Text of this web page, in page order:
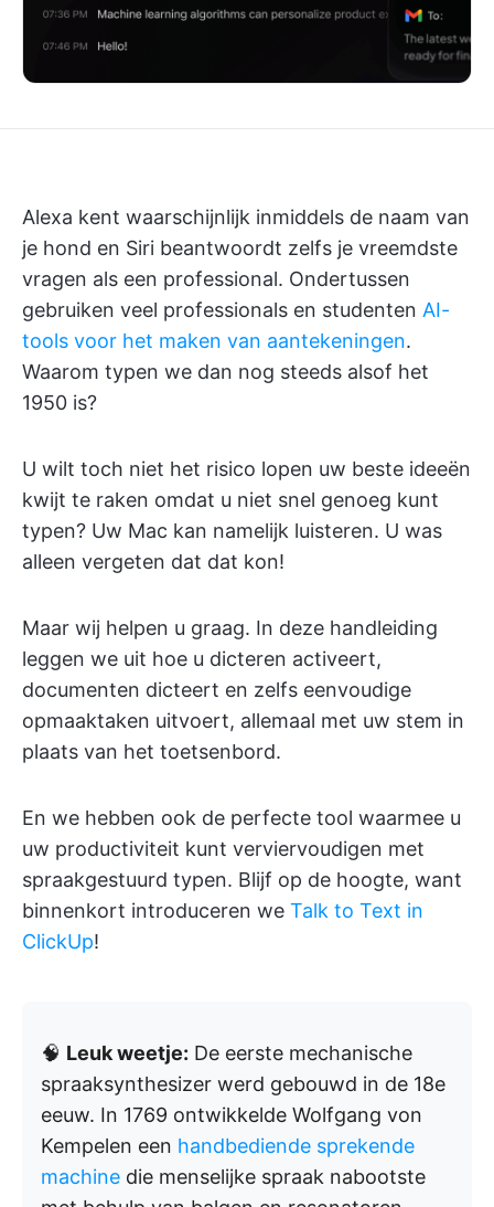
Alexa kent waarschijnlijk inmiddels de naam van
je hond en Siri beantwoordt zelfs je vreemdste
vragen als een professional. Ondertussen
gebruiken veel professionals en studenten AI-
tools voor het maken van aantekeningen.
Waarom typen we dan nog steeds alsof het
1950 is?
U wilt toch niet het risico lopen uw beste ideeën
kwijt te raken omdat u niet snel genoeg kunt
typen? Uw Mac kan namelijk luisteren. U was
alleen vergeten dat dat kon!
Maar wij helpen u graag. In deze handleiding
leggen we uit hoe u dicteren activeert,
documenten dicteert en zelfs eenvoudige
opmaaktaken uitvoert, allemaal met uw stem in
plaats van het toetsenbord.
En we hebben ook de perfecte tool waarmee u
uw productiviteit kunt verviervoudigen met
spraakgestuurd typen. Blijf op de hoogte, want
binnenkort introduceren we Talk to Text in
ClickUp!
🧠 Leuk weetje: De eerste mechanische
spraaksynthesizer werd gebouwd in de 18e
eeuw. In 1769 ontwikkelde Wolfgang von
Kempelen een handbediende sprekende
machine die menselijke spraak nabootste